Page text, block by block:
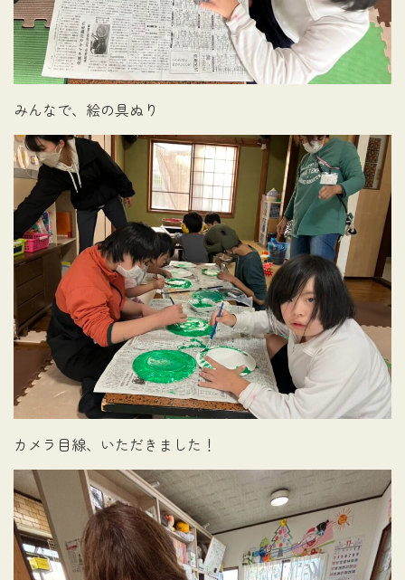
みんなで、絵の具ぬり
カメラ目線、いただきました！